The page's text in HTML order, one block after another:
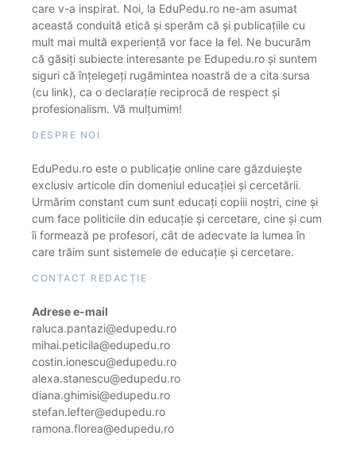
care v-a inspirat. Noi, la EduPedu.ro ne-am asumat
această conduită etică și sperăm că și publicațiile cu
mult mai multă experiență vor face la fel. Ne bucurăm
că găsiți subiecte interesante pe Edupedu.ro și suntem
siguri că înțelegeți rugămintea noastră de a cita sursa
(cu link), ca o declarație reciprocă de respect și
profesionalism. Vă mulțumim!
DESPRE NOI
EduPedu.ro este o publicație online care găzduiește
exclusiv articole din domeniul educației și cercetării.
Urmărim constant cum sunt educați copiii noștri, cine și
cum face politicile din educație și cercetare, cine și cum
îi formează pe profesori, cât de adecvate la lumea în
care trăim sunt sistemele de educație și cercetare.
CONTACT REDACȚIE
Adrese e-mail
raluca.pantazi@edupedu.ro
mihai.peticila@edupedu.ro
costin.ionescu@edupedu.ro
alexa.stanescu@edupedu.ro
diana.ghimisi@edupedu.ro
stefan.lefter@edupedu.ro
ramona.florea@edupedu.ro